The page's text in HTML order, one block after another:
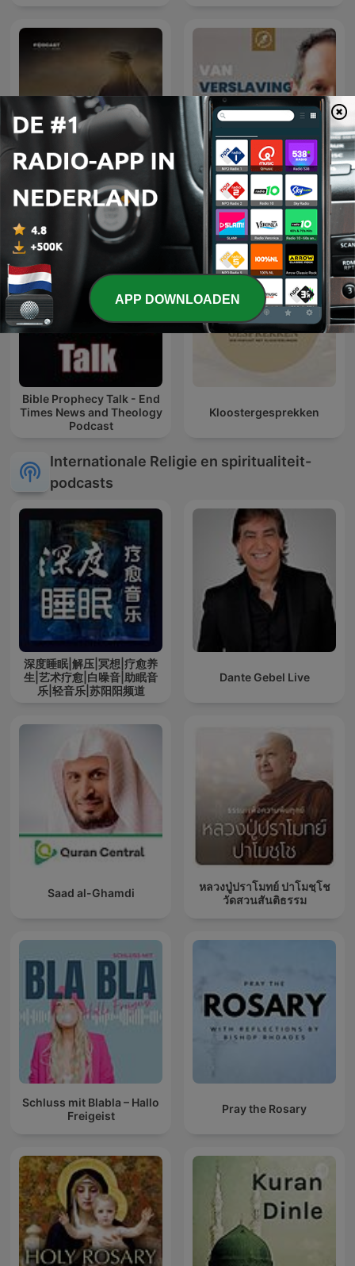
عمر
Van Verslaving naar
Vrijheid
Bible Prophecy Talk - End
Times News and Theology
Podcast
Kloostergesprekken
Internationale Religie en spiritualiteit-
podcasts
深度睡眠|解压|冥想|疗愈养
生|艺术疗愈|白噪音|助眠音
乐|轻音乐|苏阳阳频道
Dante Gebel Live
Saad al-Ghamdi
หลวงปู่ปราโมทย์ ปาโมชฺโช
วัดสวนสันติธรรม
Schluss mit Blabla – Hallo
Freigeist
Pray the Rosary
APP DOWNLOADEN